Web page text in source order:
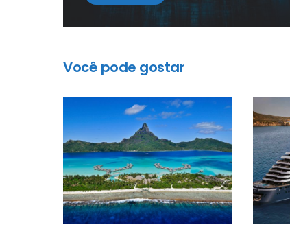
Você pode gostar